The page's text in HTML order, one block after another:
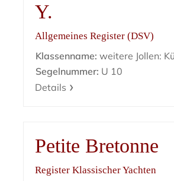
Y.
Allgemeines Register (DSV)
Klassenname: weitere Jollen:
Segelnummer: U 10
Details
Petite Bretonne
Register Klassischer Yachten